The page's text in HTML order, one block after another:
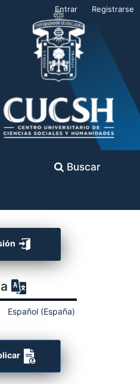
Buscar
Entrar Registrarse
Español (España)